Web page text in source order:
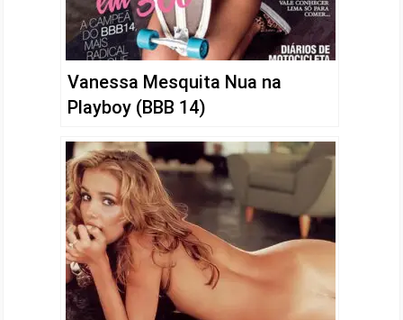
Vanessa Mesquita Nua na
Playboy (BBB 14)